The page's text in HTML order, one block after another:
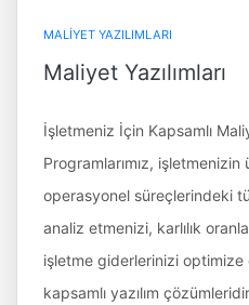
MALIYET YAZILIMLARI
Maliyet Yazılımları
İşletmeniz İçin Kapsamlı
Programlarımız,
operasyonel süreçlerindeki
analiz etmenizi, karlılık
işletme giderlerinizi optimize
kapsamlı yazılım